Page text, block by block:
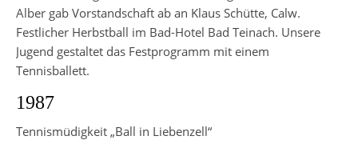
Alber gab Vorstandschaft ab an Klaus Schütte, Calw.
Festlicher Herbstball im Bad-Hotel Bad Teinach. Unsere
Jugend gestaltet das Festprogramm mit einem
Tennisballett.
1987
Tennismüdigkeit „Ball in Liebenzell“